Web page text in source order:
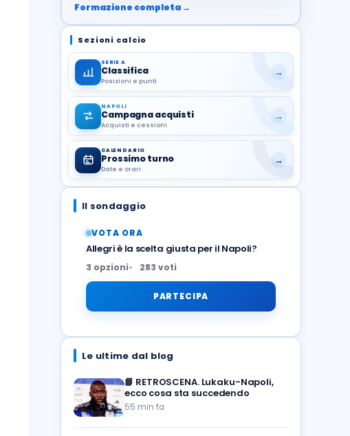
Formazione completa →
Sezioni calcio
SERIE A
Classifica
Posizioni e punti
→
NAPOLI
Campagna acquisti
Acquisti e cessioni
→
CALENDARIO
Prossimo turno
Date e orari
→
Il sondaggio
VOTA ORA
Allegri è la scelta giusta per il Napoli?
3 opzioni 283 voti
PARTECIPA
Le ultime dal blog
📘 RETROSCENA. Lukaku-Napoli,
ecco cosa sta succedendo
55 min fa